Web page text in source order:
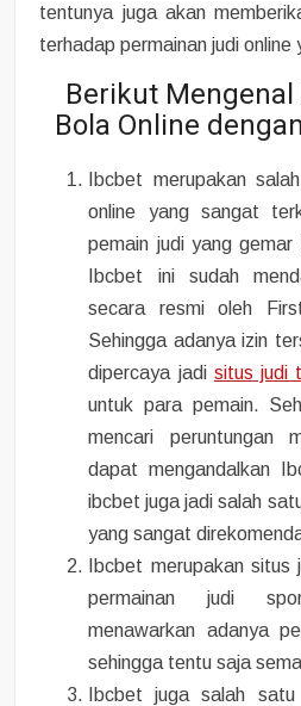
tentunya juga akan
terhadap permainan judi online
Berikut Mengenal
Bola Online
Ibcbet merupakan
online yang sangat
pemain judi yang gemar
Ibcbet ini sudah
secara resmi oleh
Sehingga adanya izin
dipercaya jadi situs judi
untuk para pemain.
mencari peruntungan
dapat mengandalkan
ibcbet juga jadi salah
yang sangat
Ibcbet merupakan situs
permainan judi
menawarkan adanya
sehingga tentu saja
Ibcbet juga salah satu